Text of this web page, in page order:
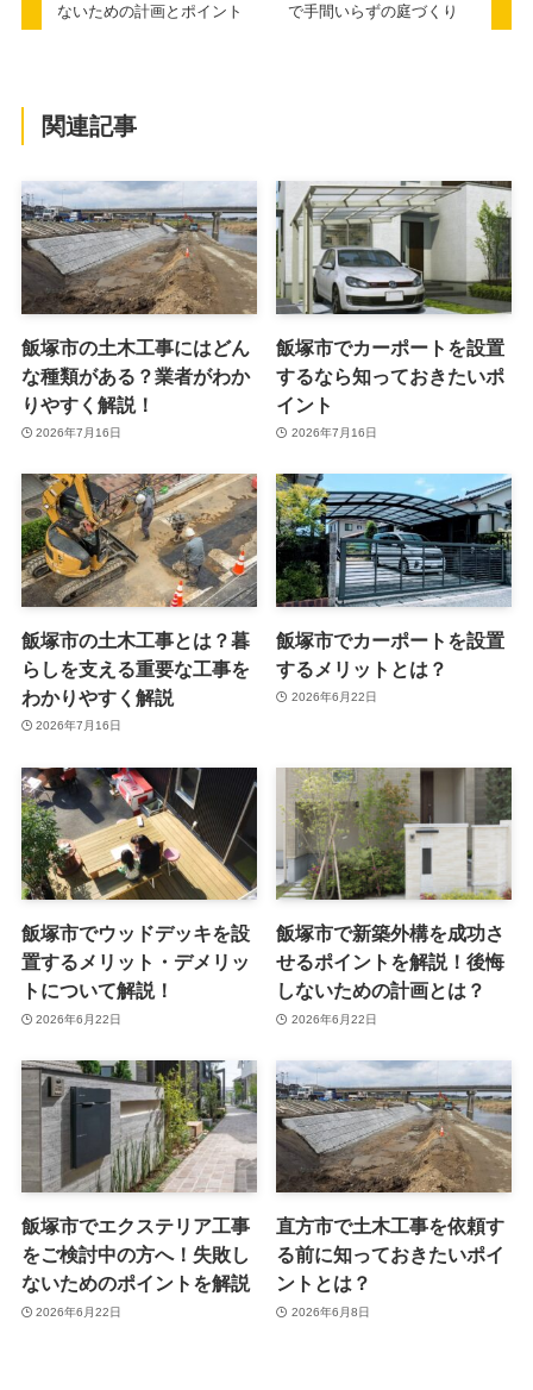
ないための計画とポイント
で手間いらずの庭づくり
関連記事
飯塚市の土木工事にはどん
な種類がある？業者がわか
りやすく解説！
2026年7月16日
飯塚市でカーポートを設置
するなら知っておきたいポ
イント
2026年7月16日
飯塚市の土木工事とは？暮
らしを支える重要な工事を
わかりやすく解説
2026年7月16日
飯塚市でカーポートを設置
するメリットとは？
2026年6月22日
飯塚市でウッドデッキを設
置するメリット・デメリッ
トについて解説！
2026年6月22日
飯塚市で新築外構を成功さ
せるポイントを解説！後悔
しないための計画とは？
2026年6月22日
飯塚市でエクステリア工事
をご検討中の方へ！失敗し
ないためのポイントを解説
2026年6月22日
直方市で土木工事を依頼す
る前に知っておきたいポイ
ントとは？
2026年6月8日